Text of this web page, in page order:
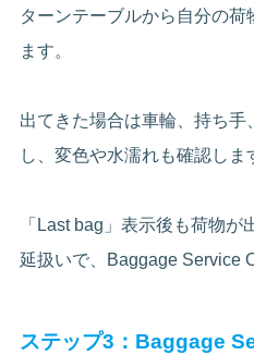
ターンテーブルから自分の
ます。
出てきた場合は車輪、持ち手
し、変色や水濡れも確認しま
「Last bag」表示後も荷物
延扱いで、Baggage Service
ステップ3：Baggage